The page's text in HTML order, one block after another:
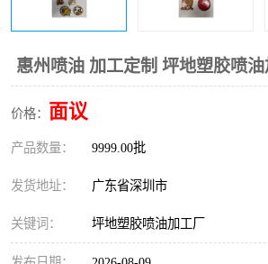
惠州喷油 加工定制 坪地塑胶喷油
价格： 面议
产品数量： 9999.00批
发货地址： 广东省深圳市
关键词： 坪地塑胶喷油加工厂